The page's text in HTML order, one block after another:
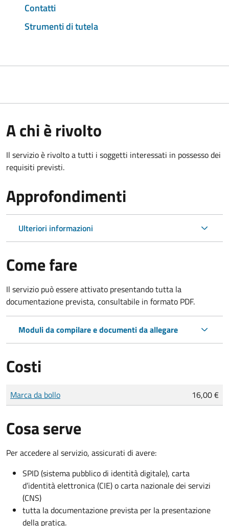
Contatti
Strumenti di tutela
A chi è rivolto
Il servizio è rivolto a tutti i soggetti interessati in possesso dei
requisiti previsti.
Approfondimenti
Ulteriori informazioni
Come fare
Il servizio può essere attivato presentando tutta la
documentazione prevista, consultabile in formato PDF.
Moduli da compilare e documenti da allegare
Costi
Tipo di pagamento
Importo
Marca da bollo 16,00 €
Cosa serve
Per accedere al servizio, assicurati di avere:
SPID (sistema pubblico di identità digitale), carta
d’identità elettronica (CIE) o carta nazionale dei servizi
(CNS)
tutta la documentazione prevista per la presentazione
della pratica.